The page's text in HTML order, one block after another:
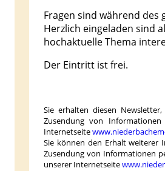
Fragen sind während des
Herzlich eingeladen sind
hochaktuelle Thema
Der Eintritt ist frei.
Sie erhalten diesen
Zusendung von
Internetseite
Sie können den Erhalt weiterer
Zusendung von Informationen
unserer Internetseite